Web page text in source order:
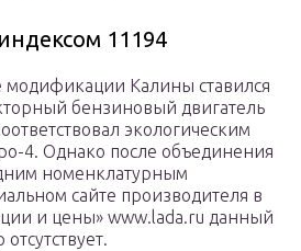
11194
модификации Калины ставился
бензиновый двигатель
экологическим
4. Однако после объединения
номенклатурным
сайте производителя в
и цены» www.lada.ru данный